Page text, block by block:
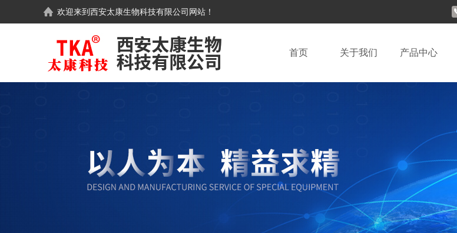
欢迎来到西安太康生物科技有限公司 网站！
首页 关于我们 产品中心